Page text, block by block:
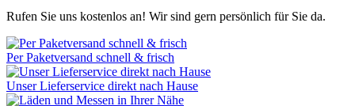
Rufen Sie uns kostenlos an! Wir sind gern persönlich für Sie da.
Per Paketversand schnell & frisch
Unser Lieferservice direkt nach Hause